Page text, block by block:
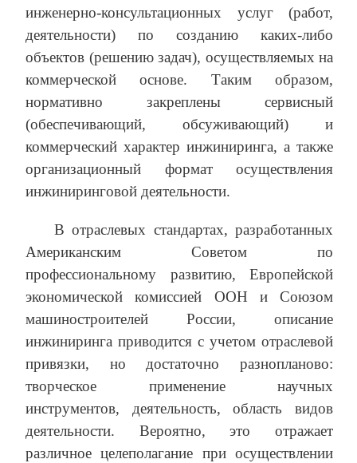
инженерно-консультационных услуг (работ,
деятельности) по созданию каких-либо
объектов (решению задач), осуществляемых на
коммерческой основе. Таким образом,
нормативно закреплены сервисный
(обеспечивающий, обсуживающий) и
коммерческий характер инжиниринга, а также
организационный формат осуществления
инжиниринговой деятельности.
В отраслевых стандартах, разработанных
Американским Советом по
профессиональному развитию, Европейской
экономической комиссией ООН и Союзом
машиностроителей России, описание
инжиниринга приводится с учетом отраслевой
привязки, но достаточно разнопланово:
творческое применение научных
инструментов, деятельность, область видов
деятельности. Вероятно, это отражает
различное целеполагание при осуществлении